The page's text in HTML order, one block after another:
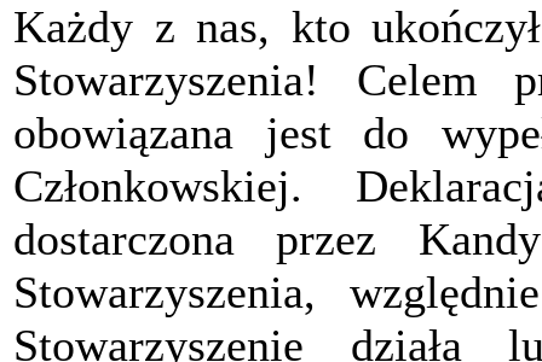
Każdy z nas, kto
Stowarzyszenia! Celem
obowiązana jest do
Członkowskiej.
dostarczona przez
Stowarzyszenia,
Stowarzyszenie działa